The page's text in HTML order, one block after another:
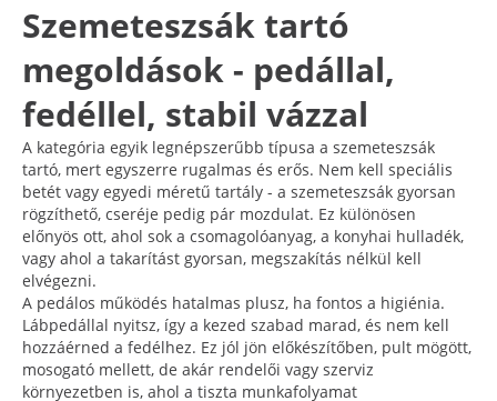
Szemeteszsák tartó
megoldások - pedállal,
fedéllel, stabil vázzal
A kategória egyik legnépszerűbb típusa a szemeteszsák
tartó, mert egyszerre rugalmas és erős. Nem kell speciális
betét vagy egyedi méretű tartály - a szemeteszsák gyorsan
rögzíthető, cseréje pedig pár mozdulat. Ez különösen
előnyös ott, ahol sok a csomagolóanyag, a konyhai hulladék,
vagy ahol a takarítást gyorsan, megszakítás nélkül kell
elvégezni.
A pedálos működés hatalmas plusz, ha fontos a higiénia.
Lábpedállal nyitsz, így a kezed szabad marad, és nem kell
hozzáérned a fedélhez. Ez jól jön előkészítőben, pult mögött,
mosogató mellett, de akár rendelői vagy szerviz
környezetben is, ahol a tiszta munkafolyamat